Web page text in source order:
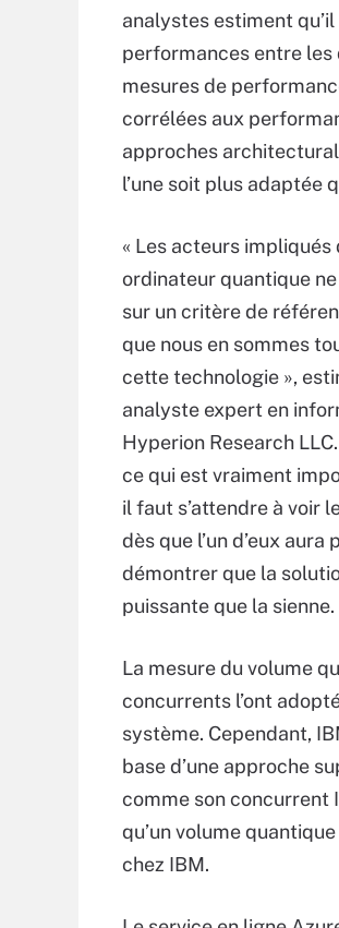
analystes estiment
performances entre les
mesures de
corrélées aux
approches
l’une soit plus adaptée
« Les acteurs impliqués
ordinateur quantique
sur un critère de
que nous en sommes
cette technologie »,
analyste expert en
Hyperion Research
ce qui est vraiment
il faut s’attendre à voir
dès que l’un d’eux
démontrer que la
puissante que la sienne.
La mesure du volume
concurrents l’ont
système. Cependant,
base d’une approche
comme son concurrent
qu’un volume
chez IBM.